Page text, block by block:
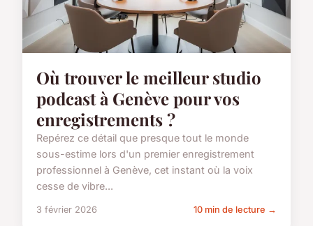
Où trouver le meilleur studio
podcast à Genève pour vos
enregistrements ?
Repérez ce détail que presque tout le monde
sous-estime lors d'un premier enregistrement
professionnel à Genève, cet instant où la voix
cesse de vibre...
3 février 2026 10 min de lecture →